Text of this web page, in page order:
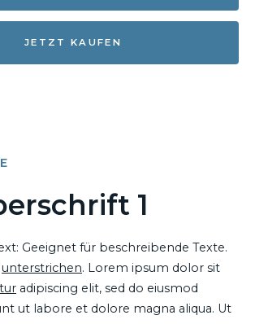
JETZT KAUFEN
1
Geeignet für beschreibende Texte.
unterstrichen. Lorem ipsum dolor sit
adipiscing elit, sed do eiusmod
ut labore et dolore magna aliqua. Ut